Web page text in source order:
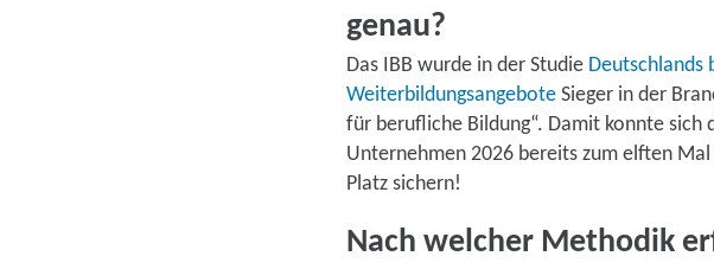
genau?
Das IBB wurde in der Studie Deutschlands
Weiterbildungsangebote Sieger in der
für berufliche Bildung“. Damit konnte sich
Unternehmen 2026 bereits zum elften
Platz sichern!
Nach welcher Methodik